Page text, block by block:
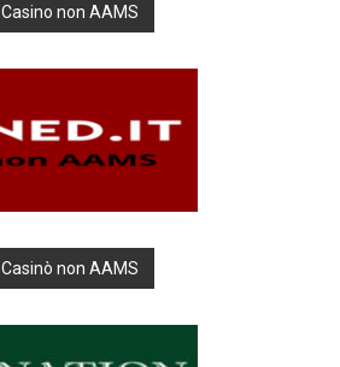
Casino non AAMS
Casinò non AAMS